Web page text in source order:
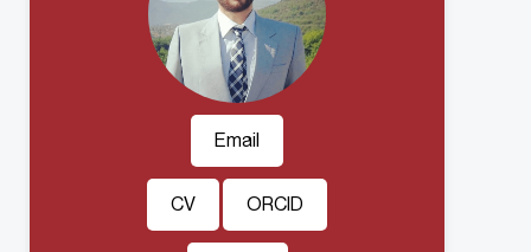
Email
CV ORCID